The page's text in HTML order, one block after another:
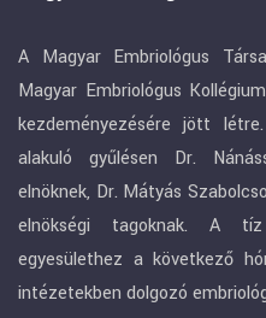
A Magyar Embriológus
Magyar Embriológus
kezdeményezésére jött
alakuló gyűlésen Dr.
elnöknek, Dr. Mátyás
elnökségi tagoknak. A
egyesülethez a következő
intézetekben dolgozó